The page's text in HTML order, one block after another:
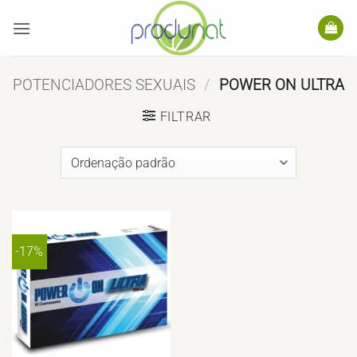
POTENCIADORES SEXUAIS / POWER ON ULTRA
FILTRAR
-17%